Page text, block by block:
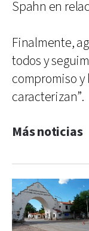
Spahn en
Finalmente,
todos y
compromiso y
caracterizan”.
Más noticias